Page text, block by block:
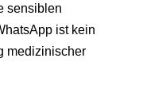
sensiblen
ist kein
medizinischer